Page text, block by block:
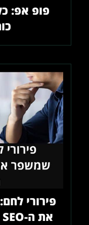
פופ אפ:
פירורי
את ה-SEO ואת חוויית המשתמש